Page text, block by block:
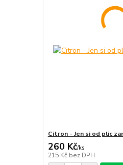
Citron - Jen si od plic
260 Kč/ks
215 Kč bez DPH